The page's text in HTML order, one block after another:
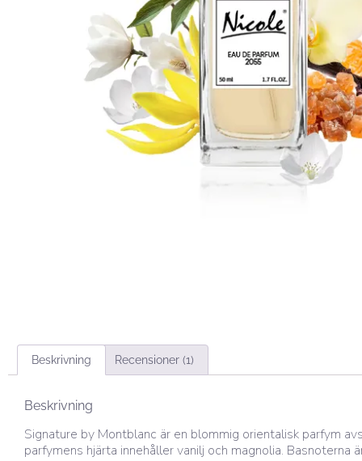
Beskrivning Recensioner (1)
Beskrivning
Signature by Montblanc är en blommig orientalisk parfym
parfymens hjärta innehåller vanilj och magnolia.